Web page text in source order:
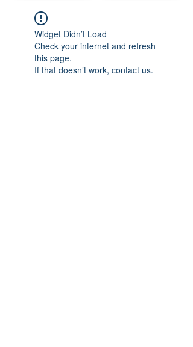
Widget Didn’t Load
Check your internet and refresh
this page.
If that doesn’t work, contact us.